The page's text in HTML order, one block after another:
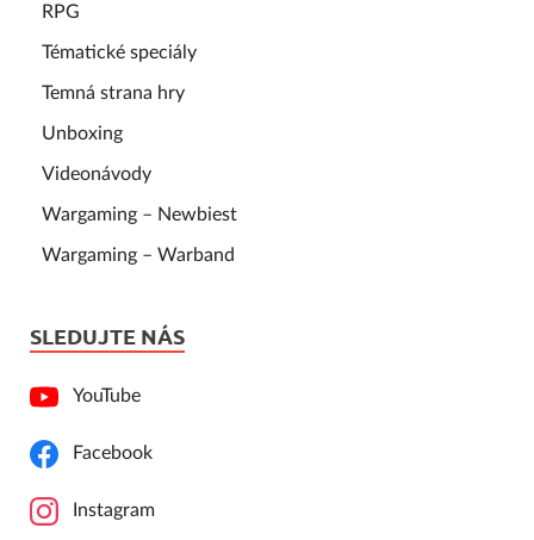
RPG
Tématické speciály
Temná strana hry
Unboxing
Videonávody
Wargaming – Newbiest
Wargaming – Warband
SLEDUJTE NÁS
YouTube
Facebook
Instagram